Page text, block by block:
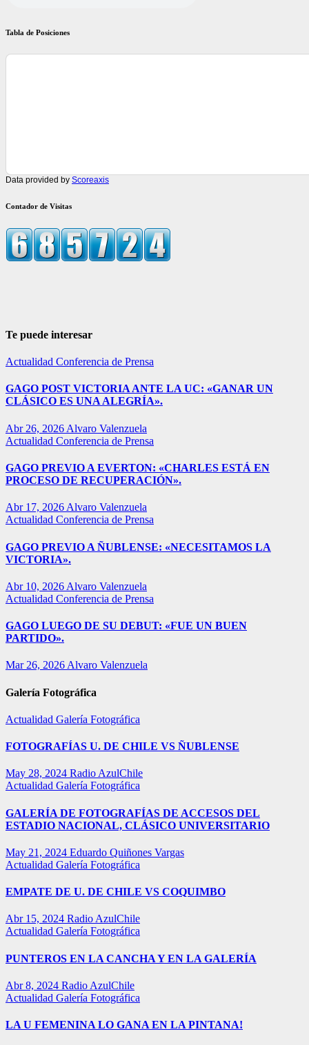
Tabla de Posiciones
Data provided by Scoreaxis
Contador de Visitas
Te puede interesar
Actualidad Conferencia de Prensa
GAGO POST VICTORIA ANTE LA UC: «GANAR UN
CLÁSICO ES UNA ALEGRÍA».
Abr 26, 2026 Alvaro Valenzuela
Actualidad Conferencia de Prensa
GAGO PREVIO A EVERTON: «CHARLES ESTÁ EN
PROCESO DE RECUPERACIÓN».
Abr 17, 2026 Alvaro Valenzuela
Actualidad Conferencia de Prensa
GAGO PREVIO A ÑUBLENSE: «NECESITAMOS LA
VICTORIA».
Abr 10, 2026 Alvaro Valenzuela
Actualidad Conferencia de Prensa
GAGO LUEGO DE SU DEBUT: «FUE UN BUEN
PARTIDO».
Mar 26, 2026 Alvaro Valenzuela
Galería Fotográfica
Actualidad Galería Fotográfica
FOTOGRAFÍAS U. DE CHILE VS ÑUBLENSE
May 28, 2024 Radio AzulChile
Actualidad Galería Fotográfica
GALERÍA DE FOTOGRAFÍAS DE ACCESOS DEL
ESTADIO NACIONAL, CLÁSICO UNIVERSITARIO
May 21, 2024 Eduardo Quiñones Vargas
Actualidad Galería Fotográfica
EMPATE DE U. DE CHILE VS COQUIMBO
Abr 15, 2024 Radio AzulChile
Actualidad Galería Fotográfica
PUNTEROS EN LA CANCHA Y EN LA GALERÍA
Abr 8, 2024 Radio AzulChile
Actualidad Galería Fotográfica
LA U FEMENINA LO GANA EN LA PINTANA!